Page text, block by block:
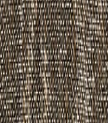
方
6150L